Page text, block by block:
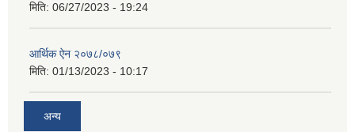
मिति: 06/27/2023 - 19:24
आर्थिक ऐन २०७८/०७९
मिति: 01/13/2023 - 10:17
अन्य